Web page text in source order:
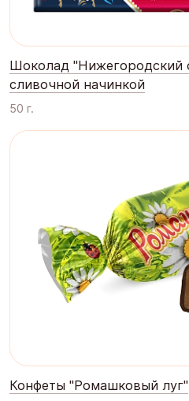
Шоколад "Нижегородский
сливочной начинкой
50 г.
Конфеты "Ромашковый луг"